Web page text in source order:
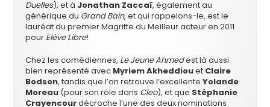
Duelles), et à Jonathan Zaccaï, également au
générique du Grand Bain, et qui rappelons-le, est le
lauréat du premier Magritte du Meilleur acteur en 2011
pour Elève Libre!
Chez les comédiennes, Le Jeune Ahmedest là aussi
bien représenté avec Myriem Akheddiouet Claire
Bodson, tandis que l’on retrouve l’excellenteYolande
Moreau (pour son rôle dans Cleo), et que Stéphanie
Crayencourdécroche l’une des deux nominations